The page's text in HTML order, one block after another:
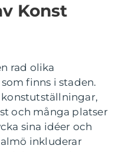
Konst
rad olika
finns i staden.
och många platser
sina idéer och
inkluderar